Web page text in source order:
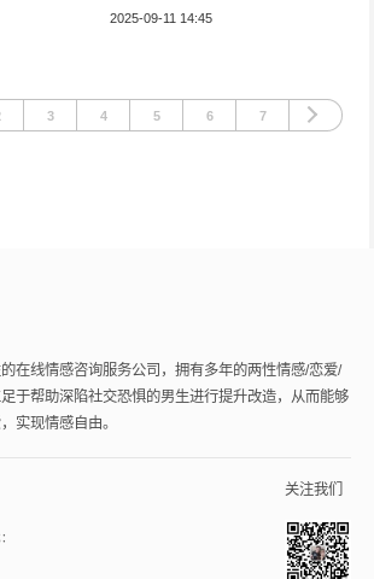
2025-09-11 14:45
3 4 5 6 7
在线情感咨询服务公司，拥有多年的两性情感/恋爱/
于帮助深陷社交恐惧的男生进行提升改造，从而能够
实现情感自由。
关注我们